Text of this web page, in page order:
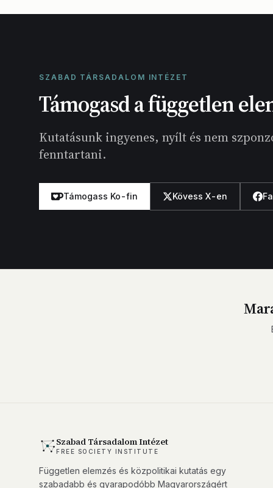
SZABAD TÁRSADALOM INTÉZET
Támogasd a független
Kutatásunk ingyenes, nyílt és nem
fenntartani.
Támogass Ko-fin Kövess X-en
Szabad Társadalom Intézet
FREE SOCIETY INSTITUTE
Független elemzés és közpolitikai kutatás egy
szabadabb és gyarapodóbb Magyarországért